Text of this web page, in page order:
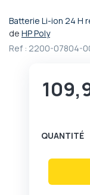
Batterie Li-ion 24 H
de HP Poly
Ref : 2200-07804-
QUANTITÉ
Passer
au
début